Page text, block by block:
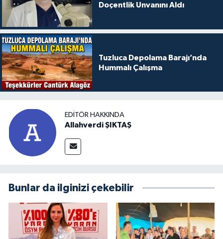
Doçentlik Unvanını Aldı
Tuzluca Depolama Barajı’nda
Hummalı Çalışma
EDITÖR HAKKINDA
Allahverdi ŞIKTAŞ
Bunlar da ilginizi çekebilir